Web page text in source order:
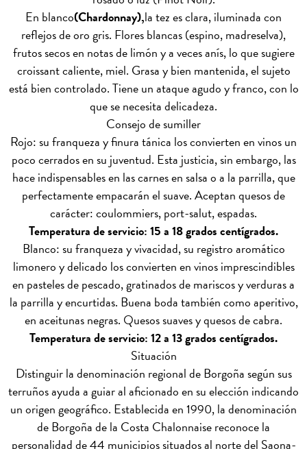
En blanco(Chardonnay),la tez es clara, iluminada con
reflejos de oro gris. Flores blancas (espino, madreselva),
frutos secos en notas de limón y a veces anís, lo que sugiere
croissant caliente, miel. Grasa y bien mantenida, el sujeto
está bien controlado. Tiene un ataque agudo y franco, con lo
que se necesita delicadeza.
Consejo de sumiller
Rojo: su franqueza y finura tánica los convierten en vinos un
poco cerrados en su juventud. Esta justicia, sin embargo, las
hace indispensables en las carnes en salsa o a la parrilla, que
perfectamente empacarán el suave. Aceptan quesos de
carácter: coulommiers, port-salut, espadas.
Temperatura de servicio: 15 a 18 grados centígrados.
Blanco: su franqueza y vivacidad, su registro aromático
limonero y delicado los convierten en vinos imprescindibles
en pasteles de pescado, gratinados de mariscos y verduras a
la parrilla y encurtidas. Buena boda también como aperitivo,
en aceitunas negras. Quesos suaves y quesos de cabra.
Temperatura de servicio: 12 a 13 grados centígrados.
Situación
Distinguir la denominación regional de Borgoña según sus
terruños ayuda a guiar al aficionado en su elección indicando
un origen geográfico. Establecida en 1990, la denominación
de Borgoña de la Costa Chalonnaise reconoce la
personalidad de 44 municipios situados al norte del Saona-